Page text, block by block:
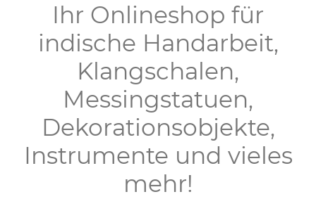
Ihr Onlineshop für
indische Handarbeit,
Klangschalen,
Messingstatuen,
Dekorationsobjekte,
Instrumente und vieles
mehr!